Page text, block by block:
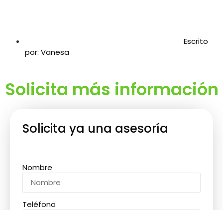
Escrito
por: Vanesa
Solicita más información
Solicita ya una asesoría
Nombre
Teléfono